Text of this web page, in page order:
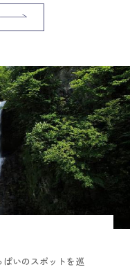
いのスポットを巡